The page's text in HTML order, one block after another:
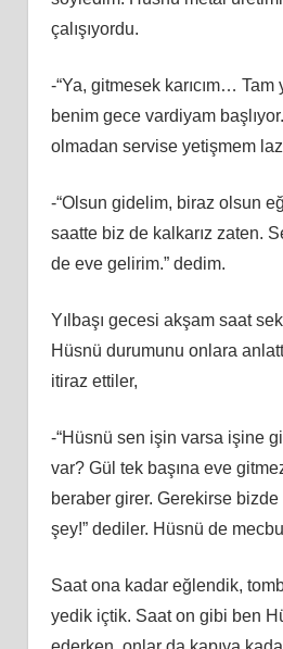
çalışıyordu.
-“Ya, gitmesek karıcım… Tam
benim gece vardiyam başlıyor.
olmadan servise yetişmem
-“Olsun gidelim, biraz olsun
saatte biz de kalkarız zaten.
de eve gelirim.” dedim.
Yılbaşı gecesi akşam saat
Hüsnü durumunu onlara
itiraz ettiler,
-“Hüsnü sen işin varsa işine
var? Gül tek başına eve
beraber girer. Gerekirse bizde
şey!” dediler. Hüsnü de
Saat ona kadar eğlendik,
yedik içtik. Saat on gibi ben